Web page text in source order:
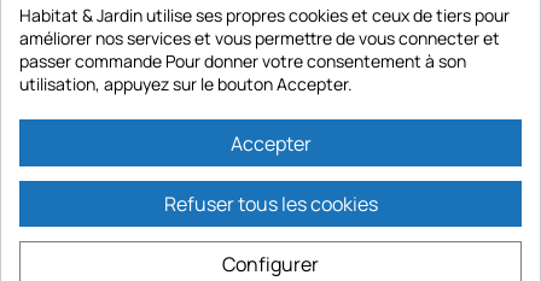
E-mail
Informations et contact
Habitat & Jardin utilise ses propres cookies et ceux de tiers pour
améliorer nos services et vous permettre de vous connecter et
passer commande Pour donner votre consentement à son
utilisation, appuyez sur le bouton Accepter.
Accepter
Refuser tous les cookies
Configurer